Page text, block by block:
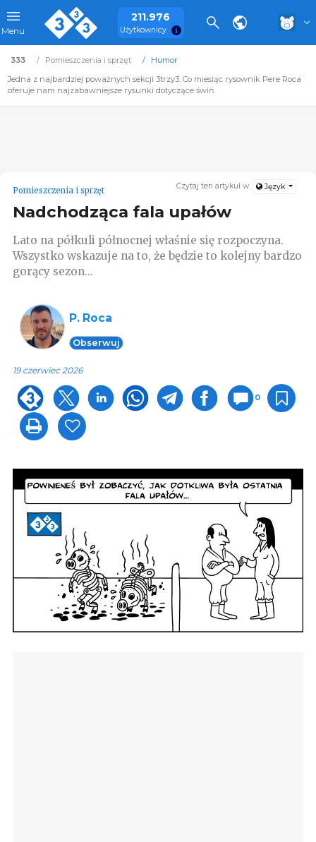
Menu
211.976
Użytkownicy
333 Pomieszczenia i sprzęt
Humor
Jedna z najbardziej poważnych sekcji 3trzy3. Co miesiąc rysownik Pere Roca
oferuje nam najzabawniejsze rysunki dotyczące świń.
Czytaj ten artykuł w: Język
Pomieszczenia i sprzęt
Nadchodząca fala upałów
Lato na półkuli północnej właśnie się rozpoczyna.
Wszystko wskazuje na to, że będzie to kolejny bardzo
gorący sezon...
P. Roca
Obserwuj
19 czerwiec 2026
0